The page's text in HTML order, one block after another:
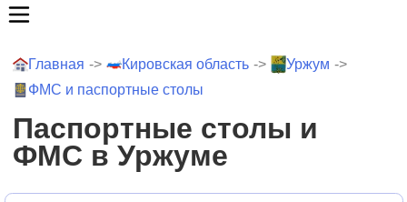
Главная -> Кировская область -> Уржум ->
ФМС и паспортные столы
Паспортные столы и
ФМС в Уржуме